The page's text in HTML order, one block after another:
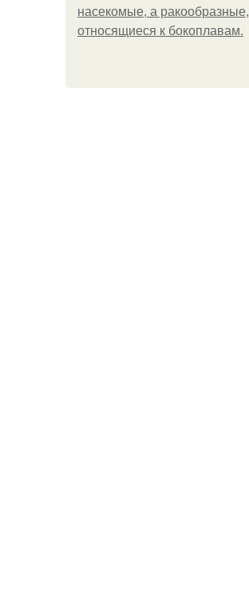
насекомые, а ракообразные,
относящиеся к бокоплавам.